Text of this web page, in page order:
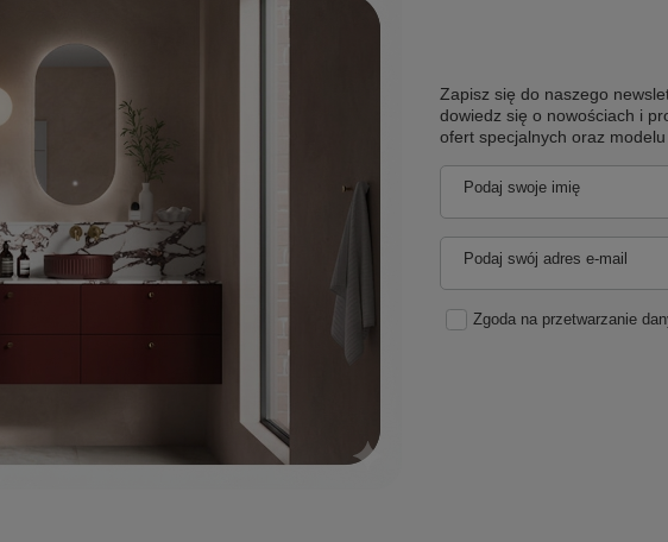
Zapisz się do naszego
dowiedz się o nowościach i
ofert specjalnych oraz
Podaj swoje imię
Podaj swój adres e-mail
Zgoda na przetwarzanie